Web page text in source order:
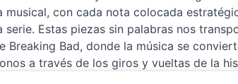
musical, con cada nota colocada
serie. Estas piezas sin palabras nos
Breaking Bad, donde la música se
a través de los giros y vueltas de la